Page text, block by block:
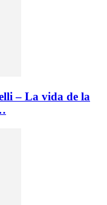
– La vida de la